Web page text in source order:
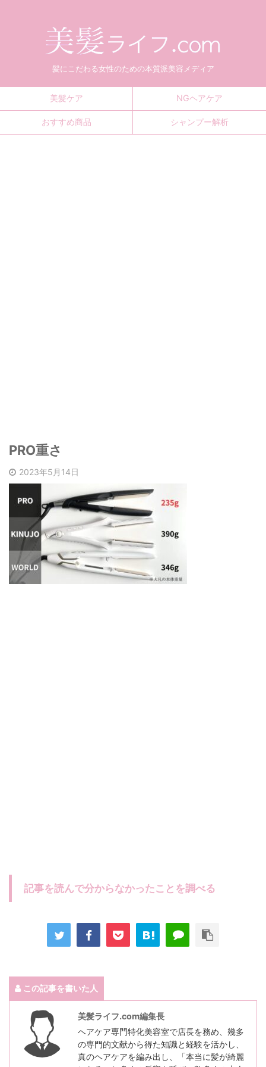
髪にこだわる女性のための本質派美容メディア
美髪ケア NGヘアケア
おすすめ商品 シャンプー解析
PRO重さ
2023年5月14日
記事を読んで分からなかったことを調べる
この記事を書いた人
美髪ライフ.com編集長
ヘアケア専門特化美容室で店長を務め、幾多
の専門的文献から得た知識と経験を活かし、
真のヘアケアを編み出し、「本当に髪が綺麗